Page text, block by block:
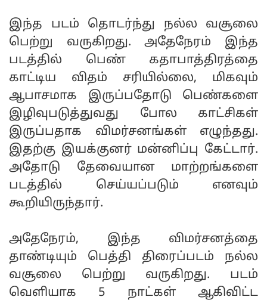
இந்த படம் தொடர்ந்து நல்ல வசூலை
பெற்று வருகிறது. அதேநேரம் இந்த
படத்தில் பெண் கதாபாத்திரத்தை
காட்டிய விதம் சரியில்லை, மிகவும்
ஆபாசமாக இருப்பதோடு பெண்களை
இழிவுபடுத்துவது போல காட்சிகள்
இருப்பதாக விமர்சனங்கள் எழுந்தது.
இதற்கு இயக்குனர் மன்னிப்பு கேட்டார்.
அதோடு தேவையான மாற்றங்களை
படத்தில் செய்யப்படும் எனவும்
கூறியிருந்தார்.
அதேநேரம், இந்த விமர்சனத்தை
தாண்டியும் பெத்தி திரைப்படம் நல்ல
வசூலை பெற்று வருகிறது. படம்
வெளியாக 5 நாட்கள் ஆகிவிட்ட